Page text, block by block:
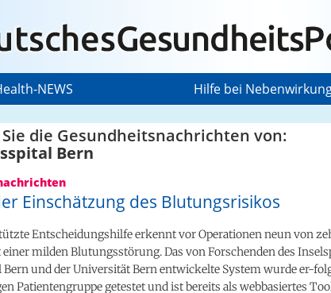
NEWS Hilfe bei
die Gesundheitsnachrichten von:
Bern
Einschätzung des Blutungsrisikos
Entscheidungshilfe erkennt vor Operationen neun von
milden Blutungsstörung. Das von Forschenden des
und der Universität Bern entwickelte System wurde er-
Patientengruppe getestet und ist bereits als webbasiertes